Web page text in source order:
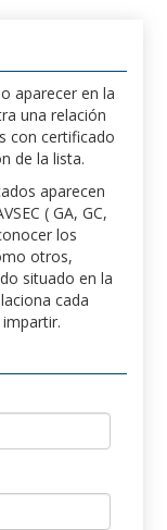
aparecer en la
una relación
con certificado
de la lista.
aparecen
( GA, GC,
los
otros,
situado en la
cada